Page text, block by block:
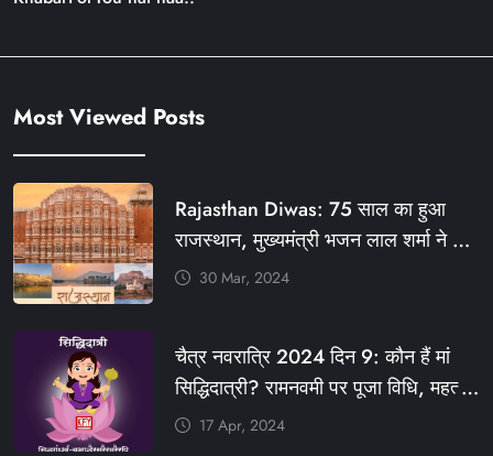
Most Viewed Posts
Rajasthan Diwas: 75 साल का हुआ
राजस्थान, मुख्यमंत्री भजन लाल शर्मा ने दी
बधाई, आज फ्री रहेंगी ये सेवाएं
#KHABARFORYOU #KFYNEWS
#KFYSOCIAL
30 Mar, 2024
चैत्र नवरात्रि 2024 दिन 9: कौन हैं मां
सिद्धिदात्री? रामनवमी पर पूजा विधि, महत्व,
रंग, प्रसाद #KFY #KFYNEWS
17 Apr, 2024